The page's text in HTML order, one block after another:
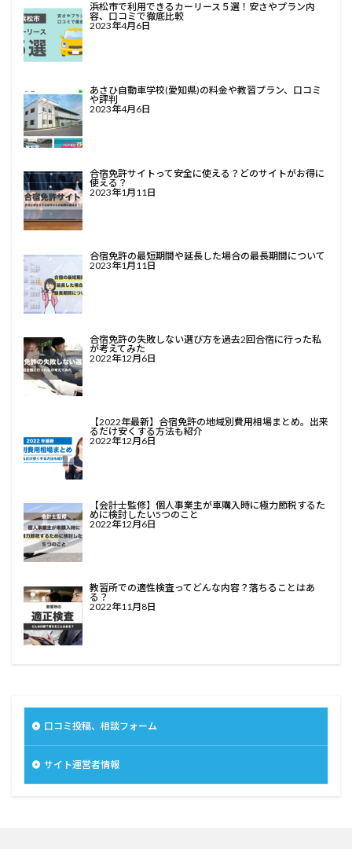
浜松市で利用できるカーリース５選！安さやプラン内
容、口コミで徹底比較
2023年4月6日
あさひ自動車学校(愛知県)の料金や教習プラン、口コミ
や評判
2023年4月6日
合宿免許サイトって安全に使える？どのサイトがお得に
使える？
2023年1月11日
合宿免許の最短期間や延長した場合の最長期間について
2023年1月11日
合宿免許の失敗しない選び方を過去2回合宿に行った私
が考えてみた
2022年12月6日
【2022年最新】合宿免許の地域別費用相場まとめ。出来
るだけ安くする方法も紹介
2022年12月6日
【会計士監修】個人事業主が車購入時に極力節税するた
めに検討したい5つのこと
2022年12月6日
教習所での適性検査ってどんな内容？落ちることはあ
る？
2022年11月8日
口コミ投稿、相談フォーム
サイト運営者情報